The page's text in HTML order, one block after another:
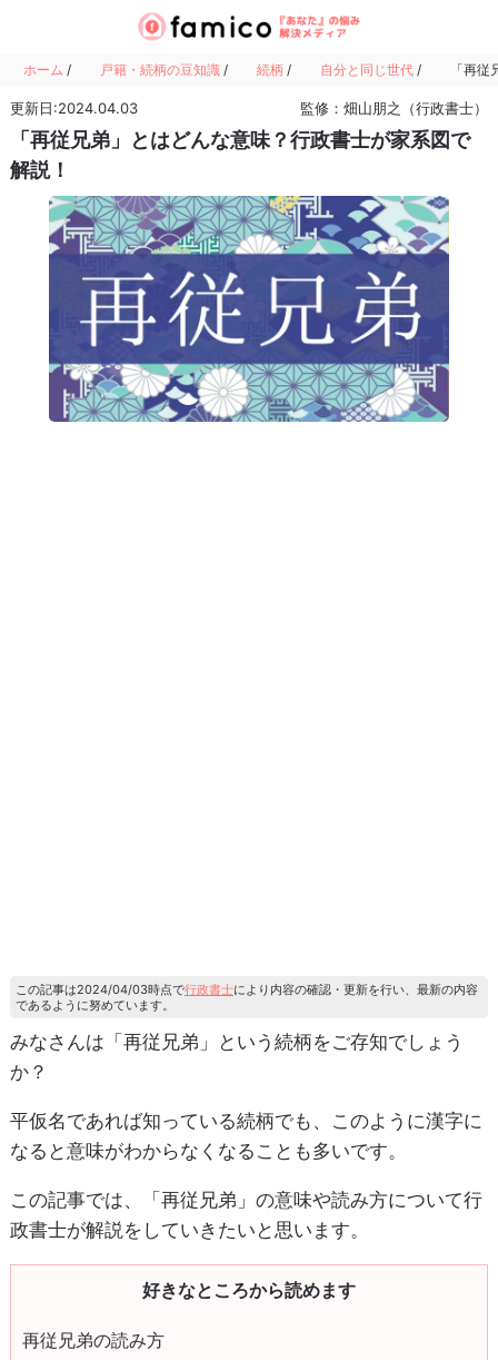
ホーム / 戸籍・続柄の豆知識 / 続柄 / 自分と同じ世代 / 「再従
更新日:2024.04.03 監修：畑山朋之（行政書士）
「再従兄弟」とはどんな意味？行政書士が家系図で
解説！
この記事は2024/04/03時点で行政書士により内容の確認・更新を行い、最新の内容
であるように努めています。
みなさんは「再従兄弟」という続柄をご存知でしょう
か？
平仮名であれば知っている続柄でも、このように漢字に
なると意味がわからなくなることも多いです。
この記事では、「再従兄弟」の意味や読み方について行
政書士が解説をしていきたいと思います。
好きなところから読めます
再従兄弟の読み方